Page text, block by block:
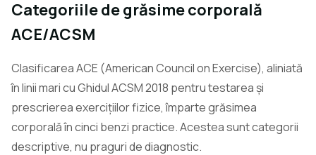
Categoriile de grăsime corporală
ACE/ACSM
Clasificarea ACE (American Council on Exercise), aliniată
în linii mari cu Ghidul ACSM 2018 pentru testarea și
prescrierea exercițiilor fizice, împarte grăsimea
corporală în cinci benzi practice. Acestea sunt categorii
descriptive, nu praguri de diagnostic.